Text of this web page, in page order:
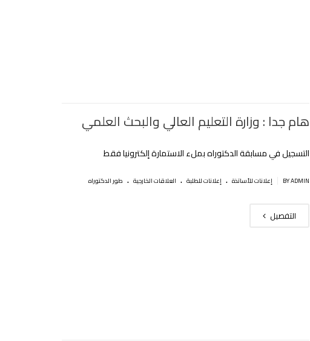
هام جدا : وزارة التعليم العالي والبحث العلمي
التسجيل في مسابقة الدكتوراه بملء الاستمارة إلكترونيا فقط
BY ADMIN إعلانات للأساتذة . إعلانات للطلبة . العلاقات الخارجية . طور الدكتوراه
التفصيل